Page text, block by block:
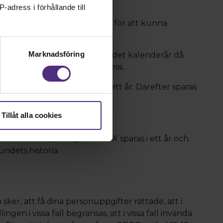
adress i förhållande till
Marknadsföring
Tillåt alla cookies
personuppgifter som krävs för att kunna
i sju år efter det kalenderår då
gått ur förbundet innan dess.
personuppgifter under ett år. Därefter sparas
ändamål.
Instagram och X sparas i ett år och
historia.
att få dina personuppgifter rättade, att i
i vissa fall begränsas, att i vissa fall invända